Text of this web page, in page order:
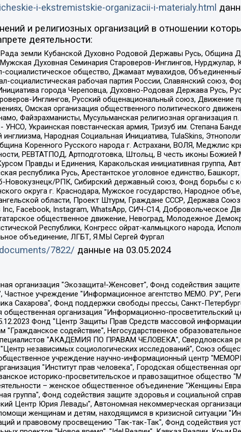
i-ekstremistskie-organizacii-i-materialy.html
и религиозных организаций в отношении
деятельности:
земли Кубанской Духовно Родовой Державы Русь, Община
Духовная Семинария Староверов-Инглингов,
социалистическое общество, Джамаат мувахидов,
социалистическая рабочая партия России, Славянский союз,
города Череповца, Духовно-Родовая Держава Русь,
Инглингов, Русский общенациональный союз, Движение
Омская организация общественного политического
Файзрахманисты, Мусульманская религиозная организация
Украинская повстанческая армия, Тризуб им. Степана
Народная Социальная Инициатива, TulaSkins,
Коренного Русского народа г. Астрахани, ВОЛЯ, Меджлис
РЕВТАТПОД, Артподготовка, Штольц, В честь иконы
Правды и Единения, Каракольская инициативная группа,
республика Русь, Арестантское уголовное единство,
Новокузнецк/РПК, Сибирский державный союз, Фонд борьбы с
округа г. Краснодара, Мужское государство, Народное
области, Проект Штурм, Граждане СССР, Держава Союз
Facebook, Instagram, WhatsApp, СИЧ-С14, Добровольческое
общественное движение, Невоград, Молодежное
Республики, Конгресс ойрат-калмыцкого народа,
объединение, ЛГБТ, Я.МЫ Сергей Фургал
7822/ данные на 03.05.2024
семьям, Автономная некоммерческая организация "Институт глобализации и социальных движений", Фонд "В защиту прав заключенных", Частное учреждение "Центр поддержки и содействия развитию средств массовой информации", Пензенский региональный общественный благотворительный фонд "Гражданский союз", "Север.Реалии", Некоммерческая организация Фонд "Правовая инициатива", Общество с ограниченной ответственностью "Радио Свободная Европа/Радио Свобода", Чешское информационное агентство "MEDIUM-ORIENT", Красноярская региональная общественная организация "Мы против СПИДа", Камалягин Денис Николаевич, Маркелов Сергей Евгеньевич, Пономарев Лев Александрович, Савицкая Людмила Алексеевна, Автономная некоммерческая организация "Центр по работе с проблемой насилия "НАСИЛИЮ.НЕТ", Межрегиональный профессиональный союз работников здравоохранения "Альянс врачей", Юридическое лицо, зарегистрированное в Латвийской Республике, SIA "Medusa Project" (регистрационный номер 40103797863, дата регистрации 10.06.2014), Некоммерческая организация "Фонд по борьбе с коррупцией", Автономная некоммерческая организация "Институт права и публичной политики", Баданин Роман Сергеевич, Гликин Максим Александрович, Железнова Мария Михайловна, Лукьянова Юлия Сергеевна, Маетная Елизавета Витальевна, Маняхин Петр Борисович, Чуракова Ольга Владимировна, Ярош Юлия Петровна, Юридическое лицо "The Insider SIA", зарегистрированное в Риге, Латвийская Республика (дата регистрации 26.06.2015), являющееся администратором доменного имени интернет-издания "The Insider SIA", https://theins.ru, Постернак Алексей Евгеньевич, Рубин Михаил Аркадьевич, Анин Роман Александрович, Юридическое лицо Istories fonds, зарегистрированное в Латвийской Республике (регистрационный номер 50008295751, дата регистрации 24.02.2020), Великовский Дмитрий Александрович, Долинина Ирина Николаевна, Мароховская Алеся Алексеевна, Шлейнов Роман Юрьевич, Шмагун Олеся Валентиновна, Общество с ограниченной ответственностью "Альтаир 2021", Общество с ограниченной ответственностью "Вега 2021", Общество с ограниченной ответственностью "Главный редактор 2021", Общество с ограниченной ответственностью "Ромашки монолит", Важенков Артем Валерьевич, Ивановская областная общественная организация "Центр гендерных исследований", Гурман Юрий Альбертович, Медиапроект "ОВД-Инфо", Егоров Владимир Владимирович, Жилинский Владимир Александрович, Общество с ограниченной ответственностью "ЗП", Иванова София Юрьевна, Карезина Инна Павловна, Кильтау Екатерина Викторовна, Петров Алексей Викторович, Пискунов Сергей Евгеньевич, Смирнов Сергей Сергеевич, Тихонов Михаил Сергеевич, Общество с ограниченной ответственностью "ЖУРНАЛИСТ-ИНОСТРАННЫЙ АГЕНТ", Арапова Галина Юрьевна, Вольтская Татьяна Анатольевна, Американская компания "Mason G.E.S. Anonymous Foundation" (США), являющаяся владельцем интернет-издания https://mnews.world/, Компания "Stichting Bellingcat", зарегистрированная в Нидерландах (дата регистрации 11.07.2018), Захаров Андрей Вячеславович, Клепиковская Екатерина Дмитриевна, Общество с ограниченной ответственностью "МЕМО", Перл Роман Александрович, Симонов Евгений Алексеевич, Соловьева Елена Анатольевна, Сотников Даниил Владимирович, Сурначева Елизавета Дмитриевна, Автономная некоммерческая организация по защите прав человека и информированию населения "Якутия – Наше Мнение", Общество с ограниченной ответственностью "Москоу диджитал медиа", с 26.01.2023 Общество с ограниченной ответственностью "Чайка Белые сады", Ветошкина Валерия Валерьевна, Заговора Максим Александрович, Межрегиональное общественное движение "Российская ЛГБТ - сеть", Оленичев Максим Владимирович, Павлов Иван Юрьевич, Скворцова Елена Сергеевна, Общество с ограниченной ответственностью "Как бы инагент", Кочетков Игорь Викторович, Общество с ограниченной ответственностью "Честные выборы", Еланчик Олег Александрович, Общество с ограниченной ответственностью